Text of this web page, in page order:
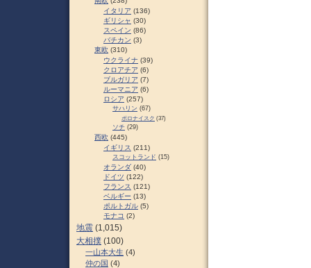
イタリア (136)
ギリシャ (30)
スペイン (86)
バチカン (3)
東欧 (310)
ウクライナ (39)
クロアチア (6)
ブルガリア (7)
ルーマニア (6)
ロシア (257)
サハリン (67)
ポロナイスク (37)
ソチ (29)
西欧 (445)
イギリス (211)
スコットランド (15)
オランダ (40)
ドイツ (122)
フランス (121)
ベルギー (13)
ポルトガル (5)
モナコ (2)
地震 (1,015)
大相撲 (100)
一山本大生 (4)
仲の国 (4)